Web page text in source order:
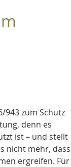
943 zum Schutz
denn es
ist – und stellt
nicht mehr, dass
ergreifen. Für